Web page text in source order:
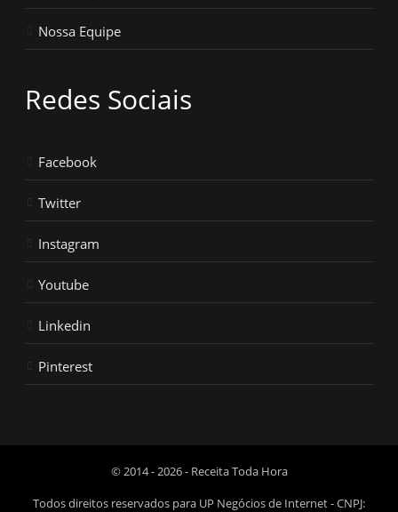
Nossa Equipe
Redes Sociais
Facebook
Twitter
Instagram
Youtube
Linkedin
Pinterest
© 2014 - 2026 - Receita Toda Hora
Todos direitos reservados para UP Negócios de Internet - CNPJ: